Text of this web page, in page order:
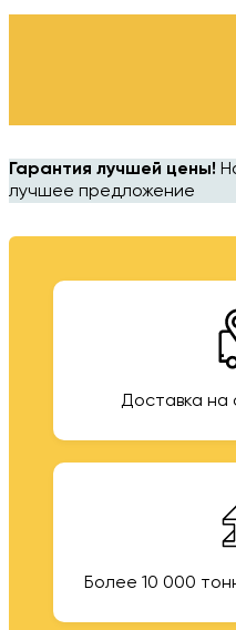
Гарантия лучшей цены!
лучшее предложение
Доставка на
Более 10 000